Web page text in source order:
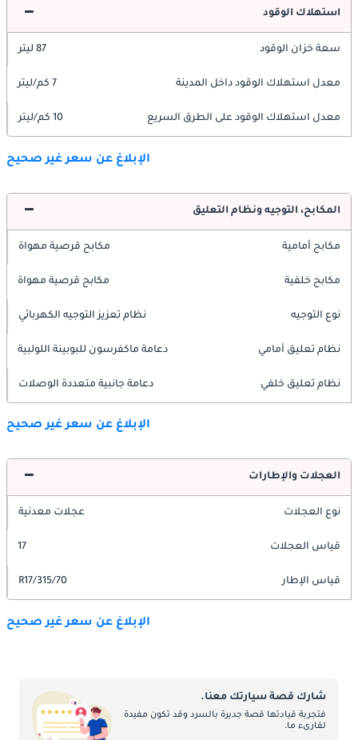
استهلاك الوقود
سعة خزان الوقود 87 ليتر
معدل استهلاك الوقود داخل المدينة 7 كم/ليتر
معدل استهلاك الوقود على الطرق السريع 10 كم/ليتر
الإبلاغ عن سعر غير صحيح
المكابح، التوجيه ونظام التعليق
مكابح أمامية مكابح قرصية مهواة
مكابح خلفية مكابح قرصية مهواة
نوع التوجيه نظام تعزيز التوجيه الكهربائي
نظام تعليق أمامي دعامة ماكفرسون للبوبينة اللولبية
نظام تعليق خلفي دعامة جانبية متعددة الوصلات
الإبلاغ عن سعر غير صحيح
العجلات والإطارات
نوع العجلات عجلات معدنية
قياس العجلات 17
قياس الإطار 315/70/R17
الإبلاغ عن سعر غير صحيح
شارك قصة سيارتك معنا.
فتجربة قيادتها قصة جديرة بالسرد وقد تكون مفيدة
لقارىء ما.